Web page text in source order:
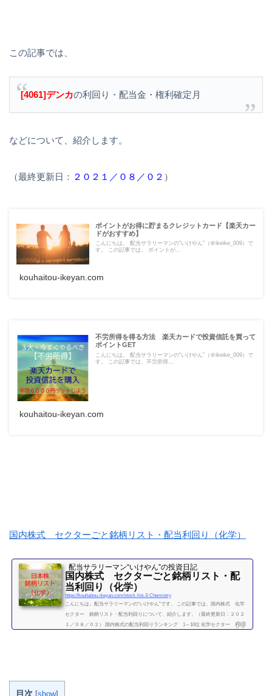
この記事では、
[4061]デンカの利回り・配当金・権利確定月
などについて、紹介します。
（最終更新日： ２０２１／０８／０２ ）
ポイントがお得に貯まるクレジットカード【楽天カー
ドがおすすめ】
こんにちは。 配当サラリーマンの“いけやん”（＠ikeike_009）で
す。 この記事では、 ポイントが...
kouhaitou-ikeyan.com
不労所得を得る方法 楽天カードで投資信託を買って
ポイントGET
こんにちは。 配当サラリーマンの“いけやん”（＠ikeike_009）で
す。 この記事では、不労所得...
kouhaitou-ikeyan.com
国内株式 セクターごと銘柄リスト・配当利回り（化学）
配当サラリーマン“いけやん”の投資日記 ​
国内株式 セクターごと銘柄リスト・配
当利回り（化学）
https://kouhaitou-ikeyan.com/stock-list-3-Chemistry
こんにちは。配当サラリーマンの“いけやん”です。 この記事では、国内株式 化学
セクター 銘柄リスト・配当利回りについて、紹介します。（最終更新日：２０２
１／０８／０２） 国内株式の配当利回りランキング 1～10位 化学セクター 利回
続きを読む
目次 [show]